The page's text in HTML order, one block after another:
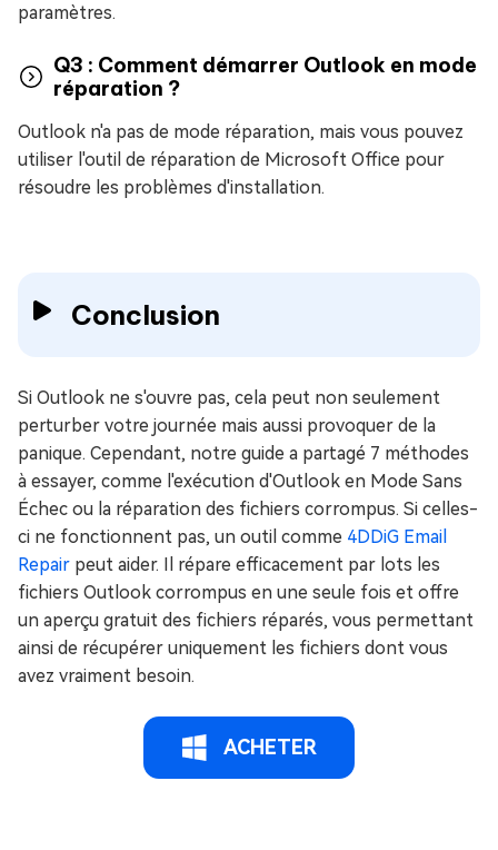
paramètres.
Q3 : Comment démarrer Outlook en mode
réparation ?
Outlook n'a pas de mode réparation, mais vous pouvez
utiliser l'outil de réparation de Microsoft Office pour
résoudre les problèmes d'installation.
Conclusion
Si Outlook ne s'ouvre pas, cela peut non seulement
perturber votre journée mais aussi provoquer de la
panique. Cependant, notre guide a partagé 7 méthodes
à essayer, comme l'exécution d'Outlook en Mode Sans
Échec ou la réparation des fichiers corrompus. Si celles-
ci ne fonctionnent pas, un outil comme 4DDiG Email
Repair peut aider. Il répare efficacement par lots les
fichiers Outlook corrompus en une seule fois et offre
un aperçu gratuit des fichiers réparés, vous permettant
ainsi de récupérer uniquement les fichiers dont vous
avez vraiment besoin.
ACHETER